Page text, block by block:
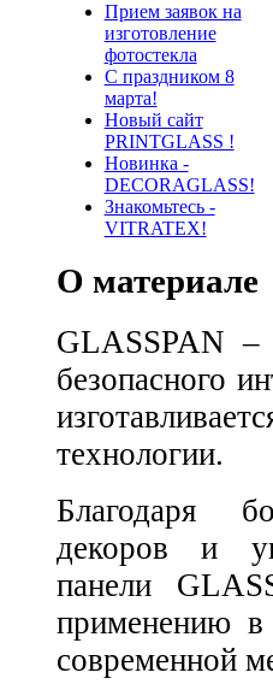
Прием заявок на
изготовление
фотостекла
С праздником 8
марта!
Новый сайт
PRINTGLASS !
Новинка -
DECORAGLASS!
Знакомьтесь -
VITRATEX!
О материале
GLASSPAN –
безопасного
технологии.
Благодаря
декоров и
панели
применению в
современной